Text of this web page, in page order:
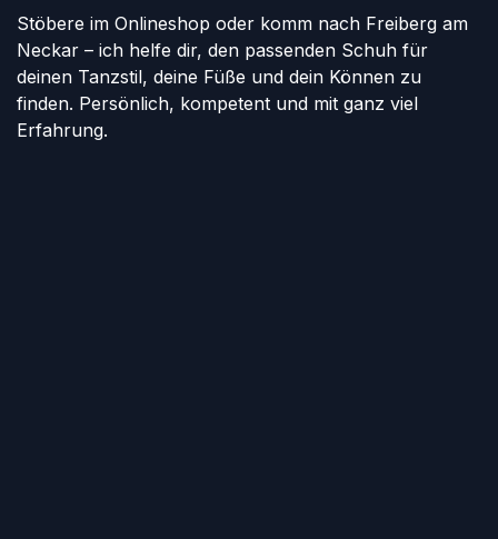
Stöbere im Onlineshop oder komm nach Freiberg am
Neckar – ich helfe dir, den passenden Schuh für
deinen Tanzstil, deine Füße und dein Können zu
finden. Persönlich, kompetent und mit ganz viel
Erfahrung.